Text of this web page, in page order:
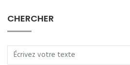
CHERCHER